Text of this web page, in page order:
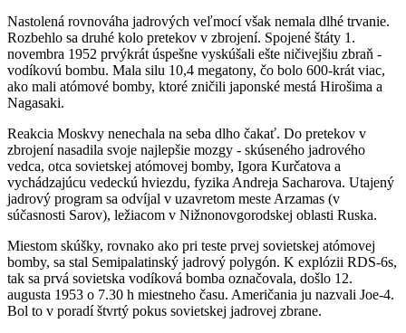
Nastolená rovnováha jadrových veľmocí však nemala dlhé trvanie.
Rozbehlo sa druhé kolo pretekov v zbrojení. Spojené štáty 1.
novembra 1952 prvýkrát úspešne vyskúšali ešte ničivejšiu zbraň -
vodíkovú bombu. Mala silu 10,4 megatony, čo bolo 600-krát viac,
ako mali atómové bomby, ktoré zničili japonské mestá Hirošima a
Nagasaki.
Reakcia Moskvy nenechala na seba dlho čakať. Do pretekov v
zbrojení nasadila svoje najlepšie mozgy - skúseného jadrového
vedca, otca sovietskej atómovej bomby, Igora Kurčatova a
vychádzajúcu vedeckú hviezdu, fyzika Andreja Sacharova. Utajený
jadrový program sa odvíjal v uzavretom meste Arzamas (v
súčasnosti Sarov), ležiacom v Nižnonovgorodskej oblasti Ruska.
Miestom skúšky, rovnako ako pri teste prvej sovietskej atómovej
bomby, sa stal Semipalatinský jadrový polygón. K explózii RDS-6s,
tak sa prvá sovietska vodíková bomba označovala, došlo 12.
augusta 1953 o 7.30 h miestneho času. Američania ju nazvali Joe-4.
Bol to v poradí štvrtý pokus sovietskej jadrovej zbrane.